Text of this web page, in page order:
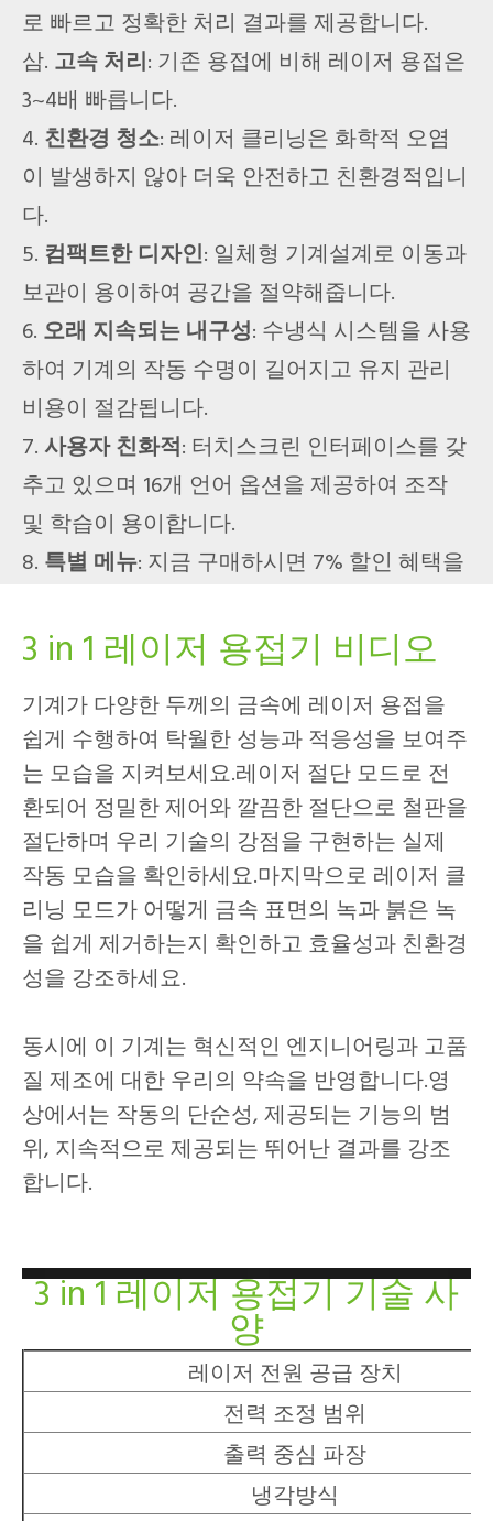
로 빠르고 정확한 처리 결과를 제공합니다.
삼. 고속 처리: 기존 용접에 비해 레이저 용접은
3~4배 빠릅니다.
4. 친환경 청소: 레이저 클리닝은 화학적 오염
이 발생하지 않아 더욱 안전하고 친환경적입니
다.
5. 컴팩트한 디자인: 일체형 기계설계로 이동과
보관이 용이하여 공간을 절약해줍니다.
6. 오래 지속되는 내구성: 수냉식 시스템을 사용
하여 기계의 작동 수명이 길어지고 유지 관리
비용이 절감됩니다.
7. 사용자 친화적: 터치스크린 인터페이스를 갖
추고 있으며 16개 언어 옵션을 제공하여 조작
및 학습이 용이합니다.
8. 특별 메뉴: 지금 구매하시면 7% 할인 혜택을
3 in 1 레이저 용접기 비디오
기계가 다양한 두께의 금속에 레이저 용접을
쉽게 수행하여 탁월한 성능과 적응성을 보여주
는 모습을 지켜보세요.레이저 절단 모드로 전
환되어 정밀한 제어와 깔끔한 절단으로 철판을
절단하며 우리 기술의 강점을 구현하는 실제
작동 모습을 확인하세요.마지막으로 레이저 클
리닝 모드가 어떻게 금속 표면의 녹과 붉은 녹
을 쉽게 제거하는지 확인하고 효율성과 친환경
성을 강조하세요.
동시에 이 기계는 혁신적인 엔지니어링과 고품
질 제조에 대한 우리의 약속을 반영합니다.영
상에서는 작동의 단순성, 제공되는 기능의 범
위, 지속적으로 제공되는 뛰어난 결과를 강조
합니다.
3 in 1 레이저 용접기 기술 사
양
레이저 전원 공급 장치
전력 조정 범위
출력 중심 파장
냉각방식